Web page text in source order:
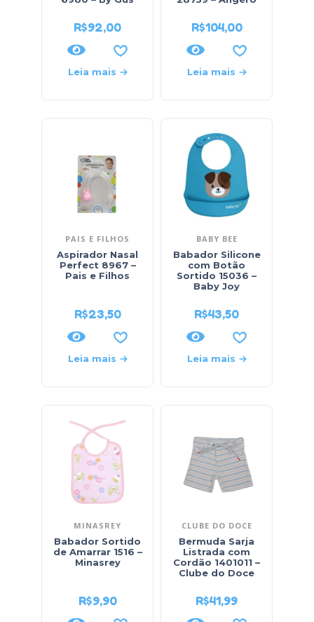
R$92,00
Leia mais
R$104,00
Leia mais
PAIS E FILHOS
Aspirador Nasal
Perfect 8967 –
Pais e Filhos
R$23,50
Leia mais
BABY BEE
Babador Silicone
com Botão
Sortido 15036 –
Baby Joy
R$43,50
Leia mais
MINASREY
Babador Sortido
de Amarrar 1516 –
Minasrey
R$9,90
CLUBE DO DOCE
Bermuda Sarja
Listrada com
Cordão 1401011 –
Clube do Doce
R$41,99